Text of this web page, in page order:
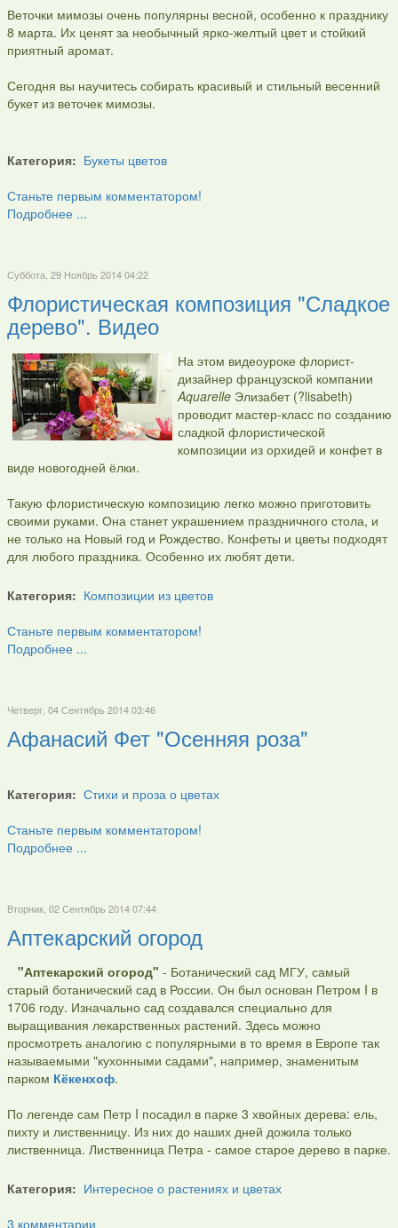
Веточки мимозы очень популярны весной, особенно к празднику
8 марта. Их ценят за необычный ярко-желтый цвет и стойкий
приятный аромат.
Сегодня вы научитесь собирать красивый и стильный весенний
букет из веточек мимозы.
Категория: Букеты цветов
Станьте первым комментатором!
Подробнее ...
Суббота, 29 Ноябрь 2014 04:22
Флористическая композиция "Сладкое
дерево". Видео
На этом видеоуроке флорист-
дизайнер французской компании
AquarelleЭлизабет (?lisabeth)
проводит мастер-класс по созданию
сладкой флористической
композиции из орхидей и конфет в
виде новогодней ёлки.
Такую флористическую композицию легко можно приготовить
своими руками. Она станет украшением праздничного стола, и
не только на Новый год и Рождество. Конфеты и цветы подходят
для любого праздника. Особенно их любят дети.
Категория: Композиции из цветов
Станьте первым комментатором!
Подробнее ...
Четверг, 04 Сентябрь 2014 03:46
Афанасий Фет "Осенняя роза"
Категория: Стихи и проза о цветах
Станьте первым комментатором!
Подробнее ...
Вторник, 02 Сентябрь 2014 07:44
Аптекарский огород
"Аптекарский огород" - Ботанический сад МГУ, самый
старый ботанический сад в России. Он был основан Петром I в
1706 году. Изначально сад создавался специально для
выращивания лекарственных растений. Здесь можно
просмотреть аналогию с популярными в то время в Европе так
называемыми "кухонными садами", например, знаменитым
парком Кёкенхоф.
По легенде сам Петр I посадил в парке 3 хвойных дерева: ель,
пихту и лиственницу. Из них до наших дней дожила только
лиственница. Лиственница Петра - самое старое дерево в парке.
Категория: Интересное о растениях и цветах
3 комментарии